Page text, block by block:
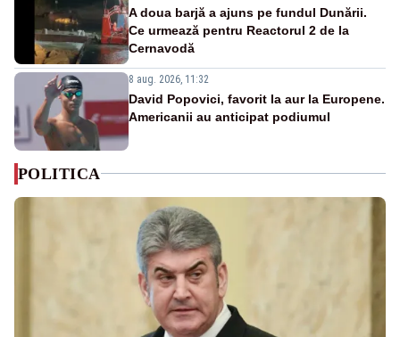
A doua barjă a ajuns pe fundul Dunării.
Ce urmează pentru Reactorul 2 de la
Cernavodă
8 aug. 2026, 11:32
David Popovici, favorit la aur la Europene.
Americanii au anticipat podiumul
POLITICA